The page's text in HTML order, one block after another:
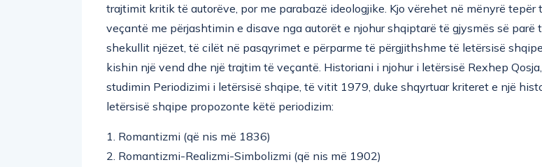
trajtimit kritik të autorëve, por me parabazë ideologjike. Kjo vërehet në mënyrë tepër
veçantë me përjashtimin e disave nga autorët e njohur shqiptarë të gjysmës së parë
shekullit njëzet, të cilët në pasqyrimet e përparme të përgjithshme të letërsisë shqipe
kishin një vend dhe një trajtim të veçantë. Historiani i njohur i letërsisë Rexhep
studimin Periodizimi i letërsisë shqipe, të vitit 1979, duke shqyrtuar kriteret e një
letërsisë shqipe propozonte këtë periodizim:
1. Romantizmi (që nis më 1836)
2. Romantizmi-Realizmi-Simbolizmi (që nis më 1902)